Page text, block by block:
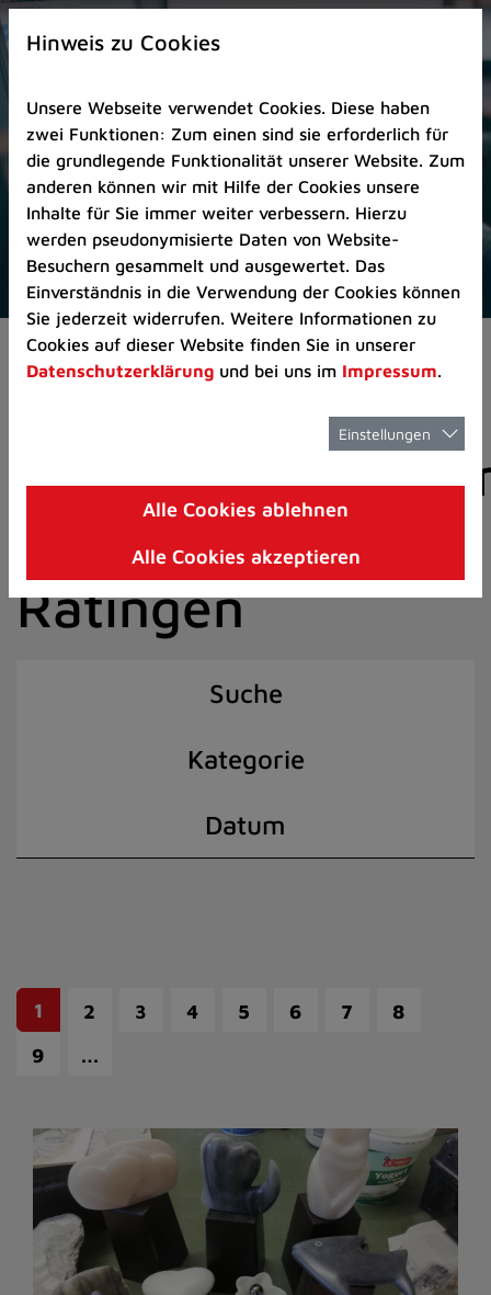
Zur
Startseite
Zum
Seitenanfang
springen
(Schnelltaste
A)
Zur
Navigation/Menü
springen
(Schnelltaste
M)
Zur
8)
I)
Aktuelles Pressemitteilungen
der Stadt
Ratingen
Suche
Kategorie
Datum
1 2 3 4 5 6 7
8
9
…
Hinweis zu Cookies
Unsere Webseite verwendet Cookies. Diese haben
zwei Funktionen: Zum einen sind sie erforderlich für
die grundlegende Funktionalität unserer Website. Zum
anderen können wir mit Hilfe der Cookies unsere
Inhalte für Sie immer weiter verbessern. Hierzu
werden pseudonymisierte Daten von Website-
Besuchern gesammelt und ausgewertet. Das
Einverständnis in die Verwendung der Cookies können
Sie jederzeit widerrufen. Weitere Informationen zu
Cookies auf dieser Website finden Sie in unserer
Datenschutzerklärung und bei uns im Impressum.
Einstellungen
Alle Cookies ablehnen
Alle Cookies akzeptieren